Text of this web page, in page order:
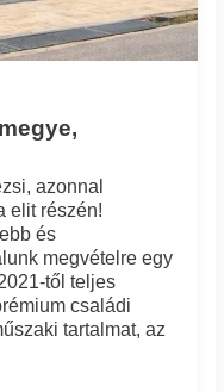
azonnal
elit részén!
és
megvételre egy
től teljes
családi
tartalmat, az